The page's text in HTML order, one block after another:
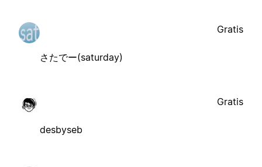
さたでー(saturday)
Gratis
desbyseb
Gratis